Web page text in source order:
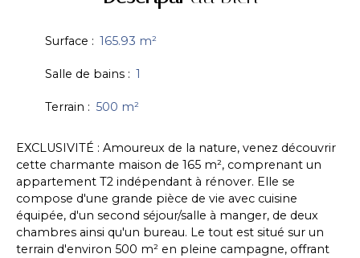
Surface : 165.93 m²
Salle de bains : 1
Terrain : 500 m²
EXCLUSIVITÉ : Amoureux de la nature, venez découvrir
cette charmante maison de 165 m², comprenant un
appartement T2 indépendant à rénover. Elle se
compose d'une grande pièce de vie avec cuisine
équipée, d'un second séjour/salle à manger, de deux
chambres ainsi qu'un bureau. Le tout est situé sur un
terrain d'environ 500 m² en pleine campagne, offrant